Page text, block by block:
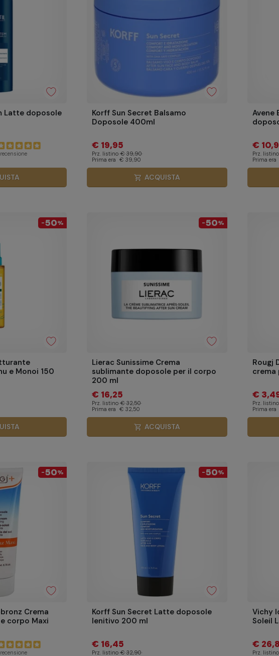
Latte doposole
recensione
Korff Sun Secret Balsamo
Doposole 400ml
€ 19,95
Prz. listino € 39,90
Prima era € 39,90
shopping_cart ACQUISTA
Avene
€
Prz. listino
Prima era
-50%
e Monoi 150
-50%
Lierac Sunissime Crema
sublimante doposole per il corpo
200 ml
€ 16,25
Prz. listino € 32,50
Prima era € 32,50
shopping_cart ACQUISTA
Rougj
crema
€
Prz. listino
Prima era
-50%
Crema
corpo Maxi
recensione
-50%
Korff Sun Secret Latte doposole
lenitivo 200 ml
€ 16,45
Prz. listino € 32,90
Vichy
Soleil
€
Prz. listino